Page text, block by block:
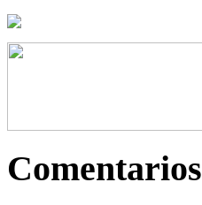
Comentarios